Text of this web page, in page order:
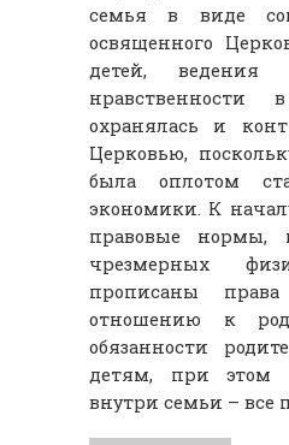
семья в виде
освященного
детей, ведения
охранялась и
Церковью,
была оплотом
экономики. К
правовые нормы,
чрезмерных
прописаны
отношению к
обязанности
детям, при этом
внутри семьи – все